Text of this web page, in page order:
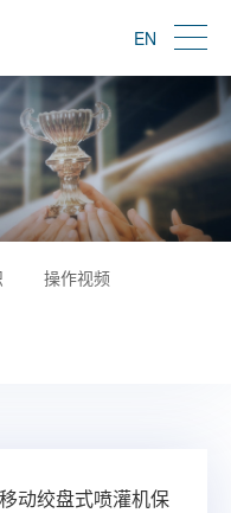
EN
操作视频
动绞盘式喷灌机保